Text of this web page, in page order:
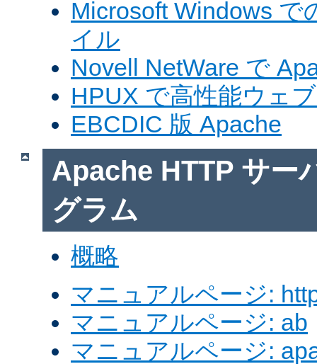
Microsoft Windows で
イル
Novell NetWare で
HPUX で高性能ウェ
EBCDIC 版 Apache
Apache HTTP サー
グラム
概略
マニュアルページ:
マニュアルページ: ab
マニュアルページ: